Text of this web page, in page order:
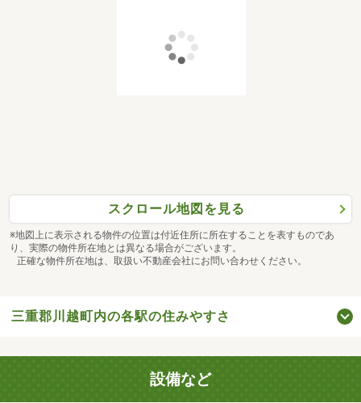
スクロール地図を見る
※地図上に表示される物件の位置は付近住所に所在することを表すものであ
り、実際の物件所在地とは異なる場合がございます。
正確な物件所在地は、取扱い不動産会社にお問い合わせください。
三重郡川越町内の各駅の住みやすさ
設備など